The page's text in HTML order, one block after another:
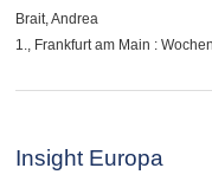
Brait, Andrea
1., Frankfurt am Main :
Insight Europa